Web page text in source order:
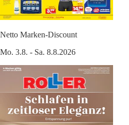
Netto Marken-Discount
Mo. 3.8. - Sa. 8.8.2026